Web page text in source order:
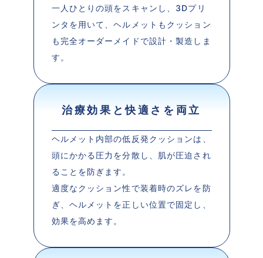
一人ひとりの頭をスキャンし、3Dプリ
ンタを用いて、ヘルメットもクッション
も完全オーダーメイドで設計・製造しま
す。
治療効果と快適さを両立
ヘルメット内部の低反発クッションは、
頭にかかる圧力を分散し、肌が圧迫され
ることを防ぎます。
適度なクッション性で装着時のズレを防
ぎ、ヘルメットを正しい位置で固定し、
効果を高めます。